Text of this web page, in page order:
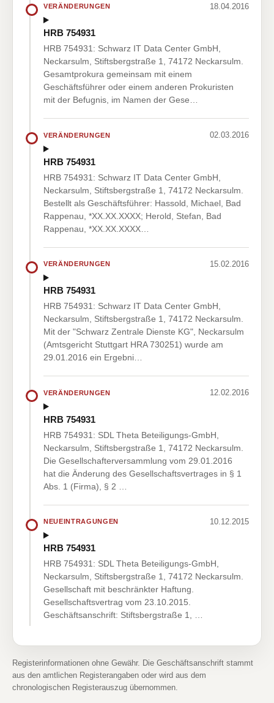
VERÄNDERUNGEN 18.04.2016
HRB 754931
HRB 754931: Schwarz IT Data Center GmbH,
Neckarsulm, Stiftsbergstraße 1, 74172 Neckarsulm.
Gesamtprokura gemeinsam mit einem
Geschäftsführer oder einem anderen Prokuristen
mit der Befugnis, im Namen der Gese…
VERÄNDERUNGEN 02.03.2016
HRB 754931
HRB 754931: Schwarz IT Data Center GmbH,
Neckarsulm, Stiftsbergstraße 1, 74172 Neckarsulm.
Bestellt als Geschäftsführer: Hassold, Michael, Bad
Rappenau, *XX.XX.XXXX; Herold, Stefan, Bad
Rappenau, *XX.XX.XXXX…
VERÄNDERUNGEN 15.02.2016
HRB 754931
HRB 754931: Schwarz IT Data Center GmbH,
Neckarsulm, Stiftsbergstraße 1, 74172 Neckarsulm.
Mit der "Schwarz Zentrale Dienste KG", Neckarsulm
(Amtsgericht Stuttgart HRA 730251) wurde am
29.01.2016 ein Ergebni…
VERÄNDERUNGEN 12.02.2016
HRB 754931
HRB 754931: SDL Theta Beteiligungs-GmbH,
Neckarsulm, Stiftsbergstraße 1, 74172 Neckarsulm.
Die Gesellschafterversammlung vom 29.01.2016
hat die Änderung des Gesellschaftsvertrages in § 1
Abs. 1 (Firma), § 2 …
NEUEINTRAGUNGEN 10.12.2015
HRB 754931
HRB 754931: SDL Theta Beteiligungs-GmbH,
Neckarsulm, Stiftsbergstraße 1, 74172 Neckarsulm.
Gesellschaft mit beschränkter Haftung.
Gesellschaftsvertrag vom 23.10.2015.
Geschäftsanschrift: Stiftsbergstraße 1, …
Registerinformationen ohne Gewähr. Die Geschäftsanschrift stammt
aus den amtlichen Registerangaben oder wird aus dem
chronologischen Registerauszug übernommen.